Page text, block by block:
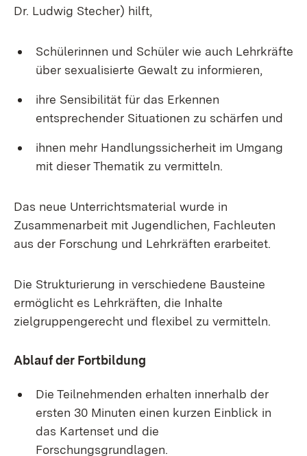
Dr. Ludwig Stecher) hilft,
Schülerinnen und Schüler wie auch Lehrkräfte
über sexualisierte Gewalt zu informieren,
ihre Sensibilität für das Erkennen
entsprechender Situationen zu schärfen und
ihnen mehr Handlungssicherheit im Umgang
mit dieser Thematik zu vermitteln.
Das neue Unterrichtsmaterial wurde in
Zusammenarbeit mit Jugendlichen, Fachleuten
aus der Forschung und Lehrkräften erarbeitet.
Die Strukturierung in verschiedene Bausteine
ermöglicht es Lehrkräften, die Inhalte
zielgruppengerecht und flexibel zu vermitteln.
Ablauf der Fortbildung
Die Teilnehmenden erhalten innerhalb der
ersten 30 Minuten einen kurzen Einblick in
das Kartenset und die
Forschungsgrundlagen.